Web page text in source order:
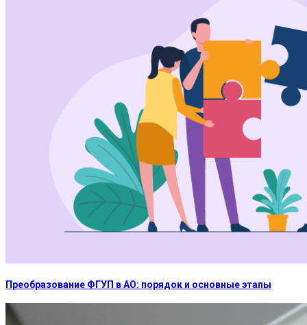
Преобразование ФГУП в АО: порядок и основные этапы